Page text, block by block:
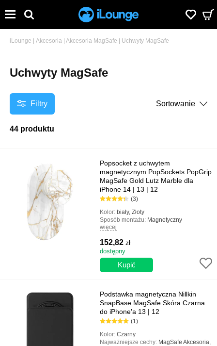
iLounge Akcesoria Akcesoria MagSafe Uchwyty MagSafe
Uchwyty MagSafe
Filtry Sortowanie
44 produktu
Popsocket z uchwytem
magnetycznym PopSockets PopGrip
MagSafe Gold Lutz Marble dla
iPhone 14 | 13 | 12
(3)
Kolor: biały, Złoty
Sposób montażu: Magnetyczny
Rodzaj uchwytu:
Łatwa i prosta konstrukcja, Projekt
magnetyczny, Może być używany jako
stojak
więcej
152,82zł
dostępny
Podstawka magnetyczna Nillkin
SnapBase MagSafe Skóra Czarna
do iPhone'a 13 | 12
(1)
Kolor:Czarny
Najważniejsze cechy: MagSafe Akcesoria,